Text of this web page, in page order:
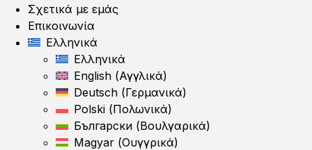
Σχετικά με εμάς
Επικοινωνία
Ελληνικά
Ελληνικά
English (Αγγλικά)
Deutsch (Γερμανικά)
Polski (Πολωνικά)
Български (Βουλγαρικά)
Magyar (Ουγγρικά)